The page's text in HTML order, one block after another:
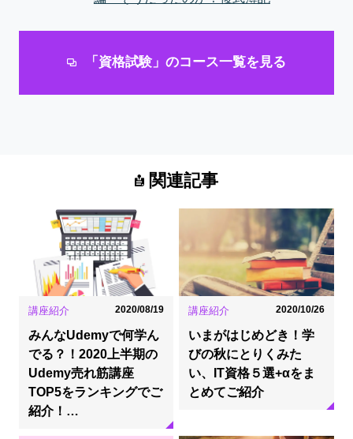
「資格試験」のコース一覧を見る
関連記事
講座紹介 2020/08/19
みんなUdemyで何学ん
でる？！2020上半期の
Udemy売れ筋講座
TOP5をランキングでご
紹介！…
講座紹介 2020/10/26
いまがはじめどき！学
びの秋にとりくみた
い、IT資格５選+αをま
とめてご紹介